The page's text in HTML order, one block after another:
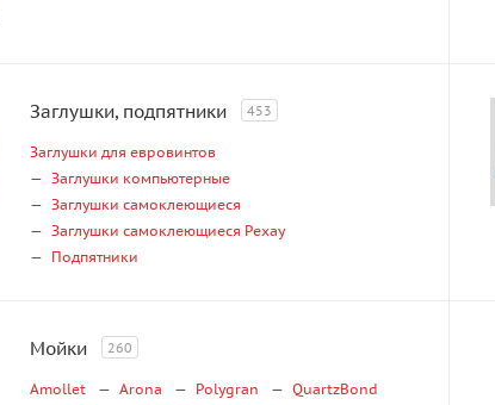
Заглушки, подпятники 453
Заглушки для евровинтов
Заглушки компьютерные
Заглушки самоклеющиеся
Заглушки самоклеющиеся Рехау
Подпятники
Мойки 260
Amollet Arona Polygran
QuartzBond